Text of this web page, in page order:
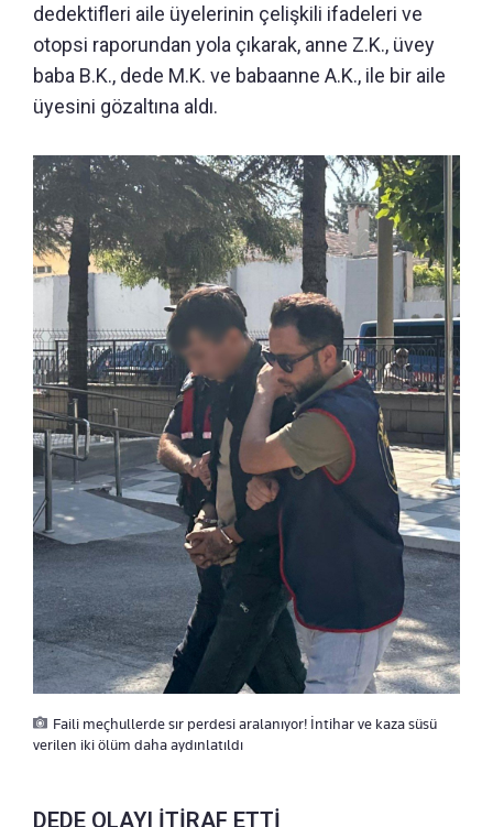
dedektifleri aile üyelerinin çelişkili ifadeleri ve
otopsi raporundan yola çıkarak, anne Z.K., üvey
baba B.K., dede M.K. ve babaanne A.K., ile bir aile
üyesini gözaltına aldı.
Faili meçhullerde sır perdesi aralanıyor! İntihar ve kaza süsü
verilen iki ölüm daha aydınlatıldı
DEDE OLAYI İTİRAF ETTİ